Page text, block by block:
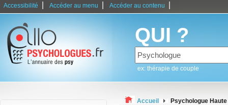
Accessibilité Accéder au menu Accéder au contenu
QUI ?
ex: thérapie de couple
Accueil Psychologue